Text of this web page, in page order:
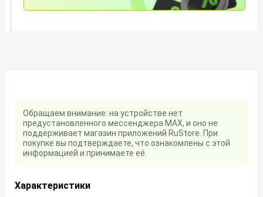
Обращаем внимание: на устройстве нет
предустановленного мессенджера MAX, и оно не
поддерживает магазин приложений RuStore. При
покупке вы подтверждаете, что ознакомлены с этой
информацией и принимаете её.
Характеристики